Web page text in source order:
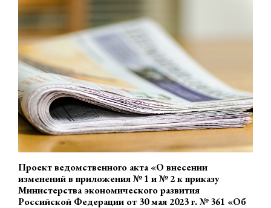
Проект ведомственного акта «О внесении
изменений в приложения № 1 и № 2 к приказу
Министерства экономического развития
Российской Федерации от 30 мая 2023 г. № 361 «Об